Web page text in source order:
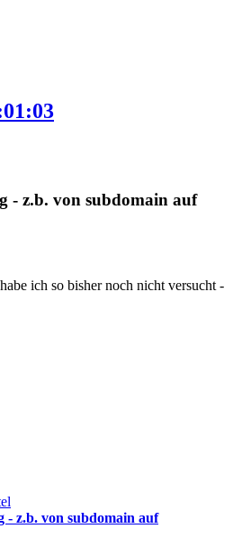
- z.b. von subdomain auf
ich so bisher noch nicht versucht -
- z.b. von subdomain auf